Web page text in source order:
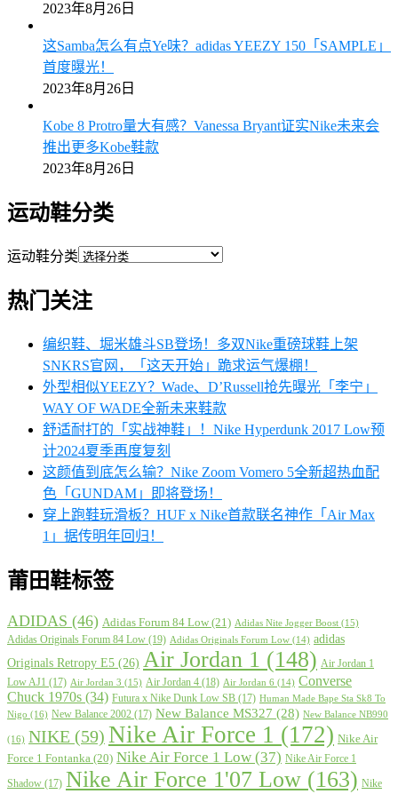
2023年8月26日
这Samba怎么有点Ye味？adidas YEEZY 150「SAMPLE」
首度曝光！
2023年8月26日
Kobe 8 Protro量大有感？Vanessa Bryant证实Nike未来会
推出更多Kobe鞋款
2023年8月26日
运动鞋分类
运动鞋分类
热门关注
编织鞋、堀米雄斗SB登场！多双Nike重磅球鞋上架
SNKRS官网，「这天开始」跪求运气爆棚！
外型相似YEEZY？Wade、D’Russell抢先曝光「李宁」
WAY OF WADE全新未来鞋款
舒适耐打的「实战神鞋」！Nike Hyperdunk 2017 Low预
计2024夏季再度复刻
这颜值到底怎么输？Nike Zoom Vomero 5全新超热血配
色「GUNDAM」即将登场！
穿上跑鞋玩滑板？HUF x Nike首款联名神作「Air Max
1」据传明年回归！
莆田鞋标签
ADIDAS (46) Adidas Forum 84 Low (21) Adidas Nite Jogger Boost (15)
Adidas Originals Forum 84 Low (19) Adidas Originals Forum Low (14) adidas
Originals Retropy E5 (26) Air Jordan 1 (148) Air Jordan 1
Low AJ1 (17) Air Jordan 3 (15) Air Jordan 4 (18) Air Jordan 6 (14) Converse
Chuck 1970s (34) Futura x Nike Dunk Low SB (17) Human Made Bape Sta Sk8 To
Nigo (16) New Balance 2002 (17) New Balance MS327 (28) New Balance NB990
(16) NIKE (59) Nike Air Force 1 (172) Nike Air
Force 1 Fontanka (20) Nike Air Force 1 Low (37) Nike Air Force 1
Shadow (17) Nike Air Force 1'07 Low (163) Nike